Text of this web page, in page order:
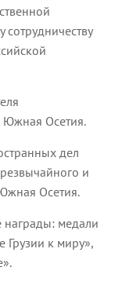
Южная Осетия.
дел
и
Осетия.
награды: медали
Грузии к миру»,